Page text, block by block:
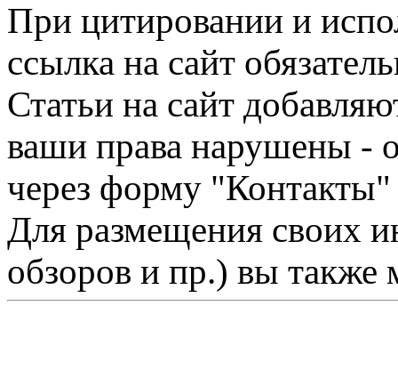
При цитировании и
ссылка на сайт
Статьи на сайт
ваши права нарушены -
через форму "Контакты"
Для размещения своих
обзоров и пр.) вы также